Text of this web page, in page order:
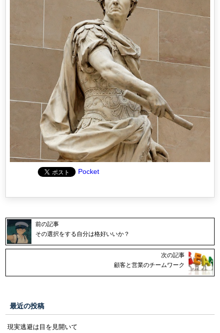
Pocket
前の記事
その選択をする自分は格好いいか？
次の記事
顧客と営業のチームワーク
最近の投稿
現実逃避は目を見開いて